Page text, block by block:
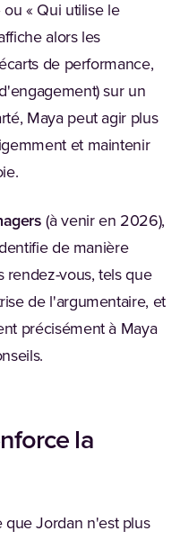
ou « Qui utilise le
alors les
de performance,
sur un
Maya peut agir plus
et maintenir
(à venir en 2026),
de manière
rendez-vous, tels que
de l'argumentaire, et
précisément à Maya
la
que Jordan n'est plus